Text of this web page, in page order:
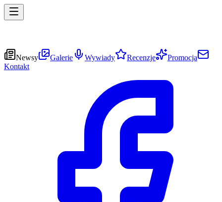
Newsy Galerie Wywiady Recenzje
Promocja
Kontakt